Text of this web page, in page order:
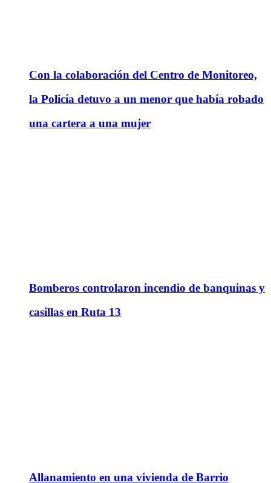
Con la colaboración del Centro de Monitoreo,
la Policía detuvo a un menor que había robado
una cartera a una mujer
Bomberos controlaron incendio de banquinas y
casillas en Ruta 13
Allanamiento en una vivienda de Barrio